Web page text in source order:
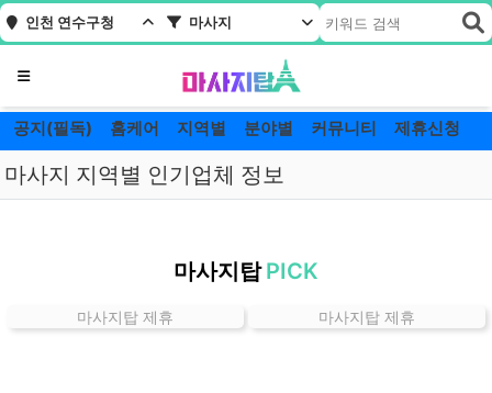
인천 연수구청 마사지
메뉴
공지(필독) 홈케어 지역별 분야별 커뮤니티 제휴신청
마사지 지역별 인기업체 정보
구
마사지탑 PICK
마사지탑 제휴 마사지탑 제휴